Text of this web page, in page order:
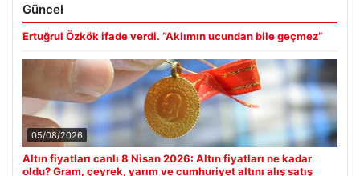
Güncel
Ertuğrul Özkök ifade verdi. “Aklımın ucundan bile geçmez”
05/08/2026
Altın fiyatları canlı 8 Nisan 2026: Altın fiyatları ne kadar
oldu? Gram, çeyrek, yarım ve cumhuriyet altını alış satış